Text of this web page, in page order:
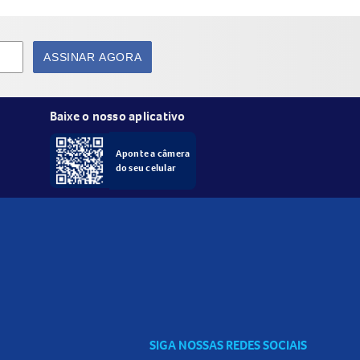
ASSINAR AGORA
Baixe o nosso aplicativo
Aponte a câmera
do seu celular
SIGA NOSSAS REDES SOCIAIS